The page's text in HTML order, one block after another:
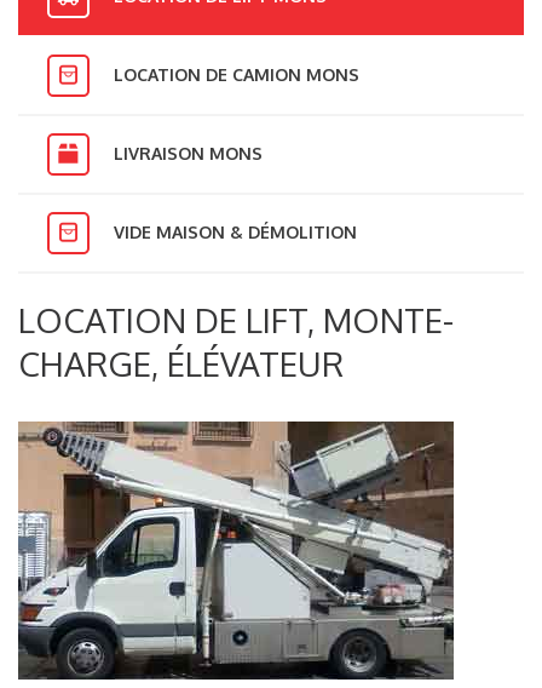
LOCATION DE CAMION MONS
LIVRAISON MONS
VIDE MAISON & DÉMOLITION
LOCATION DE LIFT, MONTE-
CHARGE, ÉLÉVATEUR